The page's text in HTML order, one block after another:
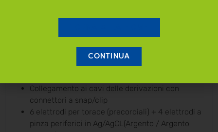
precordiali.
antimicrobiotica Sanitized®) e riutilizzabile
Non richiede manutenzione. Elettrodi e parti in
Collegamento ai cavi delle derivazioni con
connettori a snap/clip
6 elettrodi per torace (precordiali) + 4 elettrodi a
pinza periferici in Ag/AgCL(Argento / Argento
CONTINUA